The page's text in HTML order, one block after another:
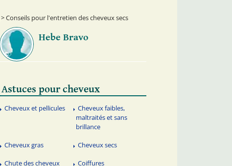
> Conseils pour l'entretien des cheveux secs
Hebe Bravo
Astuces pour cheveux
Cheveux et pellicules
Cheveux faibles,
maltraités et sans
brillance
Cheveux gras Cheveux secs
Chute des cheveux Coiffures